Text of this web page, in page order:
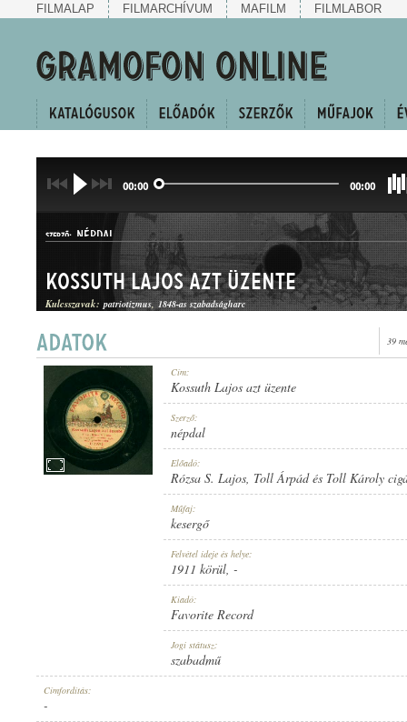
FILMALAP FILMARCHÍVUM MAFILM FILMLABOR
00:00 00:00
SZERZŐ: NÉPDAL
KESERGŐ
Kossuth Lajos azt üzente
Kulcsszavak: patriotizmus 1848-as szabadságharc
39
Cím:
Kossuth Lajos azt üzente
Szerző:
népdal
Előadó:
Rózsa S. Lajos, Toll Árpád és Toll Károly
Műfaj:
kesergő
Felvétel ideje és helye:
1911 körül, -
Kiadó:
Favorite Record
Jogi státusz:
szabadmű
Címfordítás:
-